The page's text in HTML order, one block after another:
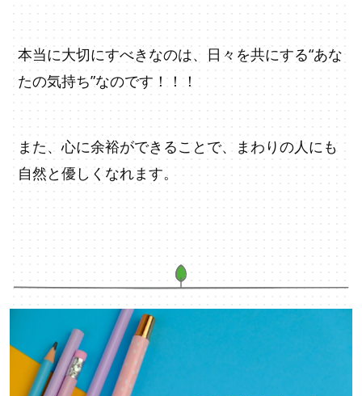
本当に大切にすべきなのは、日々を共にする“あな
たの気持ち”なのです！！！
また、心に余裕ができることで、まわりの人にも
自然と優しくなれます。